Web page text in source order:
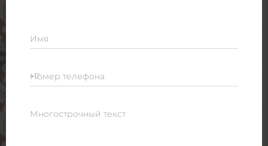
Имя
Номер телефона
Многострочный текст